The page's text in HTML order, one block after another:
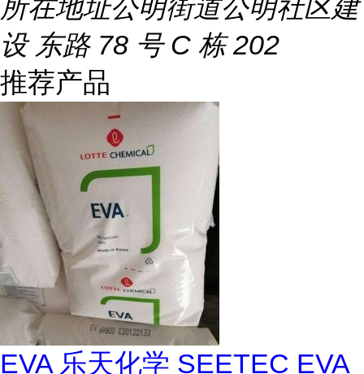
所在地址公明街道公明社区建
设 东路 78 号 C 栋 202
推荐产品
EVA 乐天化学 SEETEC EVA